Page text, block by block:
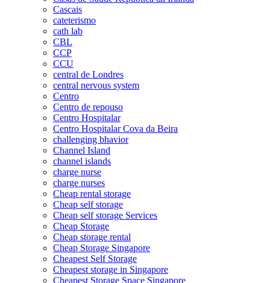
Cascais
cateterismo
cath lab
CBL
CCP
CCU
central de Londres
central nervous system
Centro
Centro de repouso
Centro Hospitalar
Centro Hospitalar Cova da Beira
challenging bhavior
Channel Island
channel islands
charge nurse
charge nurses
Cheap rental storage
Cheap self storage
Cheap self storage Services
Cheap Storage
Cheap storage rental
Cheap Storage Singapore
Cheapest Self Storage
Cheapest storage in Singapore
Cheapest Storage Space Singapore